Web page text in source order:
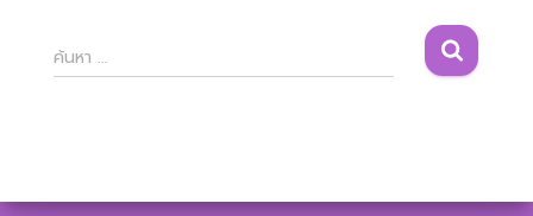
ค้
น
ห
ค้นหา …